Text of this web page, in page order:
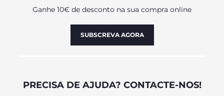
Ganhe 10€ de desconto na sua compra online
SUBSCREVA AGORA
PRECISA DE AJUDA? CONTACTE-NOS!